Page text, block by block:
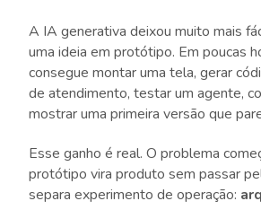
A IA generativa deixou muito mais
uma ideia em protótipo. Em poucas
consegue montar uma tela, gerar
de atendimento, testar um agente,
mostrar uma primeira versão que
Esse ganho é real. O problema
protótipo vira produto sem passar
separa experimento de operação: